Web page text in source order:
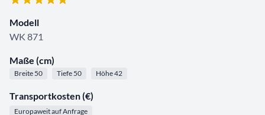
Modell
WK 871
Maße (cm)
Breite 50 Tiefe 50 Höhe 42
Transportkosten (€)
Europaweit auf Anfrage